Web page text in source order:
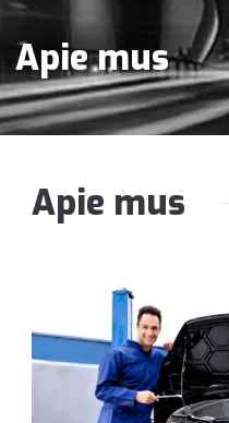
Apie mus
Apie mus